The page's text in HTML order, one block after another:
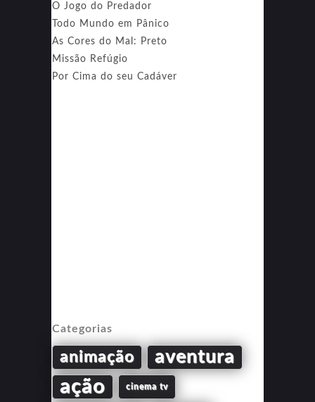
O Jogo do Predador
Todo Mundo em Pânico
As Cores do Mal: Preto
Missão Refúgio
Por Cima do seu Cadáver
Categorias
animação aventura
ação cinema tv